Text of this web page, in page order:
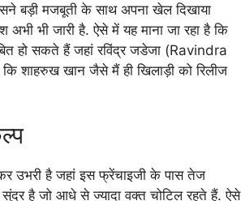
बड़ी मजबूती के साथ अपना खेल दिखाया
भी जारी है. ऐसे में यह माना जा रहा है कि
हो सकते हैं जहां रविंद्र जडेजा (Ravindra
शाहरुख खान जैसे मैं ही खिलाड़ी को रिलीज
उभरी है जहां इस फ्रेंचाइजी के पास तेज
है जो आधे से ज्यादा वक्त चोटिल रहते हैं. ऐसे